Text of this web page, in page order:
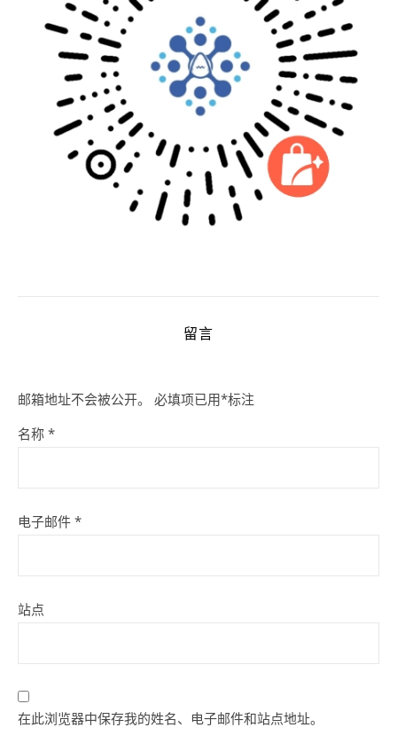
留言
邮箱地址不会被公开。 必填项已用*标注
名称 *
电子邮件 *
站点
在此浏览器中保存我的姓名、电子邮件和站点地址。